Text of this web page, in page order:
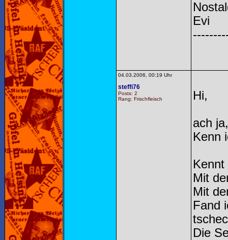
Evi
04.03.2006, 00:19 Uhr
steffi76
Posts: 2
Rang: Frischfleisch
Hi,
ach
Kenn
Mit
Mit
Fand
Die